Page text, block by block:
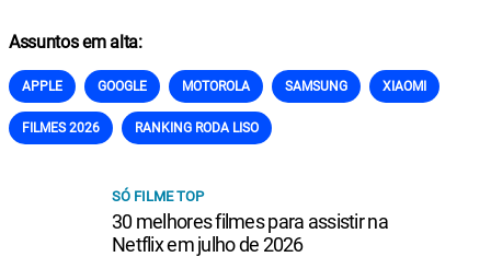
Assuntos em alta:
APPLE GOOGLE MOTOROLA SAMSUNG XIAOMI
FILMES 2026 RANKING RODA LISO
SÓ FILME TOP
30 melhores filmes para assistir na
Netflix em julho de 2026